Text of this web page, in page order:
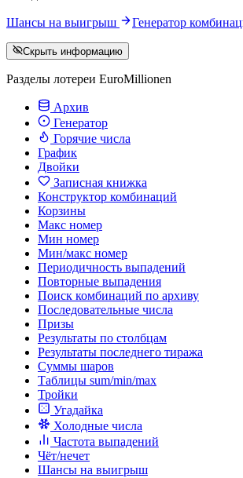
Шансы на выигрыш Генератор
Скрыть информацию
Разделы лотереи EuroMillionen
Архив
Генератор
Горячие числа
График
Двойки
Записная книжка
Конструктор комбинаций
Корзины
Макс номер
Мин номер
Мин/макс номер
Периодичность выпадений
Повторные выпадения
Поиск комбинаций по архиву
Последовательные числа
Призы
Результаты по столбцам
Результаты последнего тиража
Суммы шаров
Таблицы sum/min/max
Тройки
Угадайка
Холодные числа
Частота выпадений
Чёт/нечет
Шансы на выигрыш